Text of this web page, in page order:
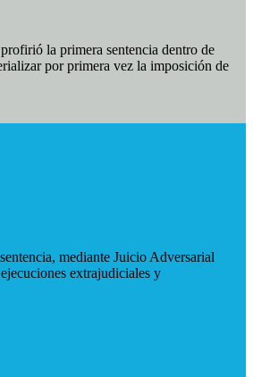
la primera sentencia dentro de
por primera vez la imposición de
mediante Juicio Adversarial
extrajudiciales y